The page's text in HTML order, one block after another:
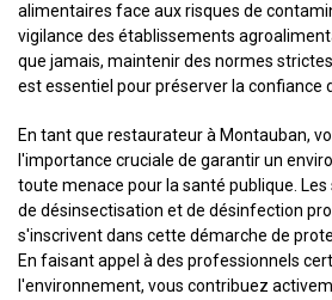
alimentaires face aux risques de
vigilance des établissements
que jamais, maintenir des normes
est essentiel pour préserver la confiance
En tant que restaurateur à Montauban,
l'importance cruciale de garantir un
toute menace pour la santé publique.
de désinsectisation et de désinfection
s'inscrivent dans cette démarche de
En faisant appel à des professionnels
l'environnement, vous contribuez